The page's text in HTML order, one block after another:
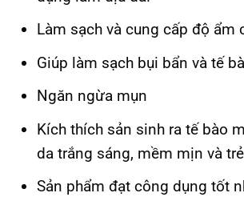
Làm sạch và cung cấp độ ẩm
Giúp làm sạch bụi bẩn và tế
Ngăn ngừa mụn
Kích thích sản sinh ra tế bào
da trắng sáng, mềm mịn và
Sản phẩm đạt công dụng tốt